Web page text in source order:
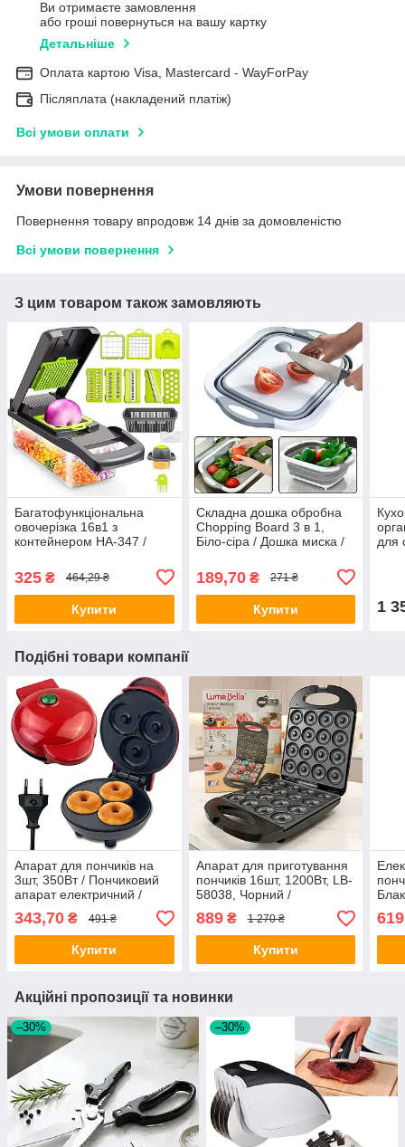
Ви отримаєте замовлення
або гроші повернуться на вашу картку
Детальніше
Оплата картою Visa, Mastercard - WayForPay
Післяплата (накладений платіж)
Всі умови оплати
Умови повернення
Повернення товару впродовж 14 днів за домовленістю
Всі умови повернення
З цим товаром також замовляють
Багатофункціональна
овочерізка 16в1 з
контейнером HA-347 /
подрібнювач / Слайсер
для овочів
325 ₴ 464,29 ₴
Купити
Складна дошка обробна
Chopping Board 3 в 1,
Біло-сіра / Дошка миска /
189,70₴ 271 ₴
Купити
для
1
Подібні товари компанії
Апарат для пончиків на
3шт, 350Вт / Пончиковий
апарат електричний /
Машинка для пончиків для
дому
343,70 ₴ 491 ₴
Купити
Апарат для приготування
пончиків 16шт, 1200Вт, LB-
58038, Чорний /
Пончиковий апарат /
Машинка для пончиків /
Донат мейкер
889₴ 1 270 ₴
Купити
для
619
Акційні пропозиції та новинки
–30% –30%